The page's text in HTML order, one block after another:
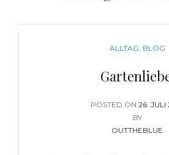
CATEGORIES
ALLTAG BLOG
POSTED ON
ON
26. JULI
BY
OUTTHEBLUE